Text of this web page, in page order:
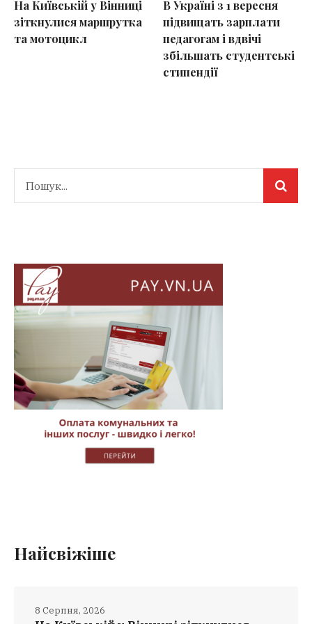
На Київській у Вінниці
зіткнулися маршрутка
та мотоцикл
В Україні з 1 вересня
підвищать зарплати
педагогам і вдвічі
збільшать студентські
стипендії
Найсвіжіше
8 Серпня, 2026